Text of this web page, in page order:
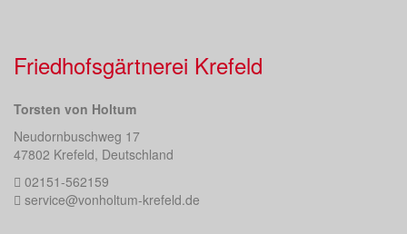
Friedhofsgärtnerei Krefeld
Torsten von Holtum
Neudornbuschweg 17
47802 Krefeld, Deutschland
02151-562159
service@vonholtum-krefeld.de